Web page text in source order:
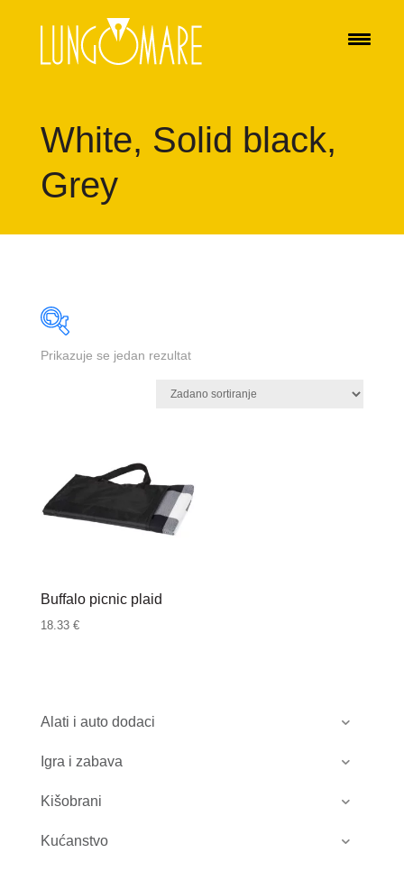
White, Solid black,
Grey
Alati i auto dodaci
Igra i zabava
Kišobrani
Kućanstvo
Prikazuje se jedan rezultat
Buffalo picnic plaid
18.33 €